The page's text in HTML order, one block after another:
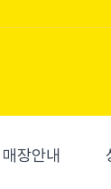
매장안내